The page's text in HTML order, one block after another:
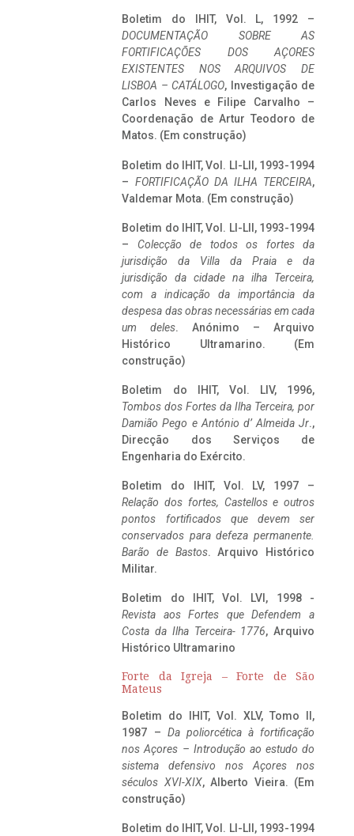
Boletim do IHIT, Vol. L, 1992 –
DOCUMENTAÇÃO SOBRE AS
FORTIFICAÇÕES DOS AÇORES
EXISTENTES NOS ARQUIVOS DE
LISBOA – CATÁLOGO, Investigação de
Carlos Neves e Filipe Carvalho –
Coordenação de Artur Teodoro de
Matos. (Em construção)
Boletim do IHIT, Vol. LI-LII, 1993-1994
– FORTIFICAÇÃO DA ILHA TERCEIRA,
Valdemar Mota. (Em construção)
Boletim do IHIT, Vol. LI-LII, 1993-1994
– Colecção de todos os fortes da
jurisdição da Villa da Praia e da
jurisdição da cidade na ilha Terceira,
com a indicação da importância da
despesa das obras necessárias em cada
um deles. Anónimo – Arquivo
Histórico Ultramarino. (Em
construção)
Boletim do IHIT, Vol. LIV, 1996,
Tombos dos Fortes da Ilha Terceira, por
Damião Pego e António d’ Almeida Jr.,
Direcção dos Serviços de
Engenharia do Exército.
Boletim do IHIT, Vol. LV, 1997 –
Relação dos fortes, Castellos e outros
pontos fortificados que devem ser
conservados para defeza permanente.
Barão de Bastos. Arquivo Histórico
Militar.
Boletim do IHIT, Vol. LVI, 1998 -
Revista aos Fortes que Defendem a
Costa da Ilha Terceira- 1776, Arquivo
Histórico Ultramarino
Forte da Igreja – Forte de São
Mateus
Boletim do IHIT, Vol. XLV, Tomo II,
1987 – Da poliorcética à fortificação
nos Açores – Introdução ao estudo do
sistema defensivo nos Açores nos
séculos XVI-XIX, Alberto Vieira. (Em
construção)
Boletim do IHIT, Vol. LI-LII, 1993-1994